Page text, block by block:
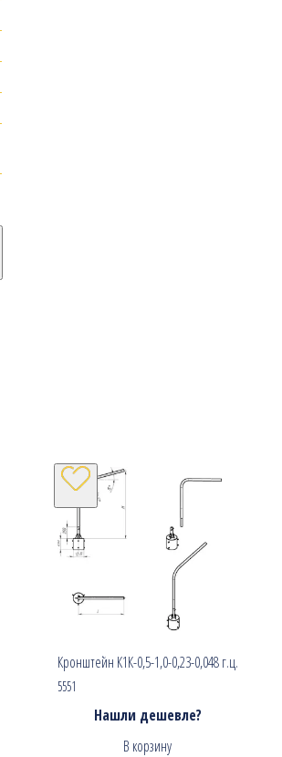
Кронштейн К1К-0,5-1,0-0,23-0,048 г.ц.
5551
Нашли дешевле?
В корзину